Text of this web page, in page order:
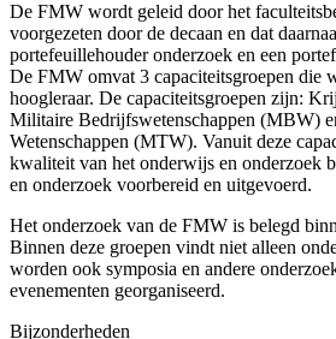
De FMW wordt geleid door het
voorgezeten door de decaan en dat
portefeuillehouder onderzoek en een
De FMW omvat 3 capaciteitsgroepen die
hoogleraar. De capaciteitsgroepen zijn:
Militaire Bedrijfswetenschappen (MBW)
Wetenschappen (MTW). Vanuit deze
kwaliteit van het onderwijs en onderzoek
en onderzoek voorbereid en uitgevoerd.
Het onderzoek van de FMW is belegd
Binnen deze groepen vindt niet alleen
worden ook symposia en andere
evenementen georganiseerd.
Bijzonderheden